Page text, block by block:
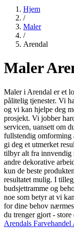
Hjem
/
Maler
/
Arendal
Maler
Maler i Arendal er et
pålitelig tjenester. Vi
og vi kan hjelpe deg
prosjekt. Vi jobber
servicen, uansett om
fullstendig omforming
gi deg et utmerket
tilbyr alt fra innvendig
andre dekorative
kun de beste
resultatet mulig. I
budsjettramme og
noe som betyr at vi
for dine behov
du trenger gjort -
Arendals Farvehandel